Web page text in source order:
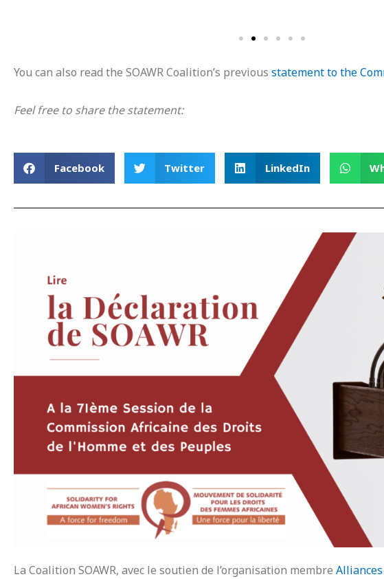
You can also read the SOAWR Coalition’s previous statement to the
Feel free to share the statement:
Facebook Twitter LinkedIn
La Coalition SOAWR, avec le soutien de l’organisation membre